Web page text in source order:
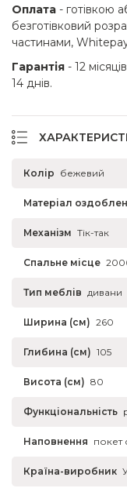
Оплата - готівкою
безготівковий
частинами,
Гарантія - 12
14 днів.
Колір бежевий
Матеріал
Механізм Тік-так
Спальне місце
Тип меблів дивани
Ширина (см) 260
Глибина (см) 105
Висота (см) 80
Функціональність
Наповнення покет
Країна-виробник